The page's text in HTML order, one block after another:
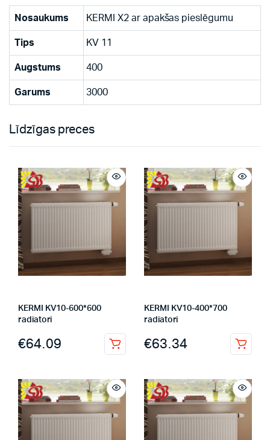
Nosaukums KERMI X2 ar apakšas pieslēgumu
Tips KV 11
Augstums 400
Garums 3000
Līdzīgas preces
KERMI KV10-600*600
radiatori
€64.09
KERMI KV10-400*700
radiatori
€63.34